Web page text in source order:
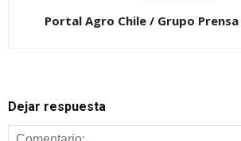
Portal Agro Chile / Grupo
Dejar respuesta